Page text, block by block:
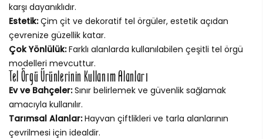
karşı dayanıklıdır.
Estetik:Çim çit ve dekoratif tel örgüler, estetik açıdan
çevrenize güzellik katar.
Çok Yönlülük:Farklı alanlarda kullanılabilen çeşitli tel örgü
modelleri mevcuttur.
Tel Örgü Ürünlerinin Kullanım Alanları
Ev ve Bahçeler:Sınır belirlemek ve güvenlik sağlamak
amacıyla kullanılır.
Tarımsal Alanlar:Hayvan çiftlikleri ve tarla alanlarının
çevrilmesi için idealdir.